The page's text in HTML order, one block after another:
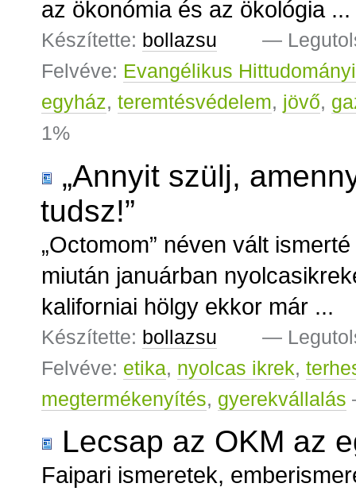
az ökonómia és az ökológia ...
Készítette: bollazsu —
Felvéve: Evangélikus
egyház, teremtésvédelem, jövő,
1%
„Annyit szülj,
tudsz!”
„Octomom” néven vált
miután januárban
kaliforniai hölgy ekkor már ...
Készítette: bollazsu —
Felvéve: etika, nyolcas ikrek,
megtermékenyítés, gyerekvállalás
Lecsap az OKM az
Faipari ismeretek,